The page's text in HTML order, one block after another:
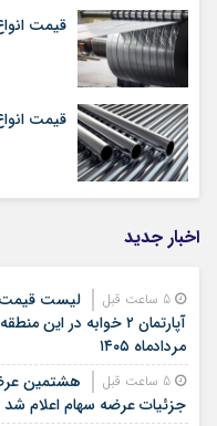
قیمت انواع
قیمت انواع
اخبار جدید
لیست قیمت
آپارتمان ۲ خوابه در
مردادماه ۱۴۰۵
جزئیات عرضه سهام اعلام شد